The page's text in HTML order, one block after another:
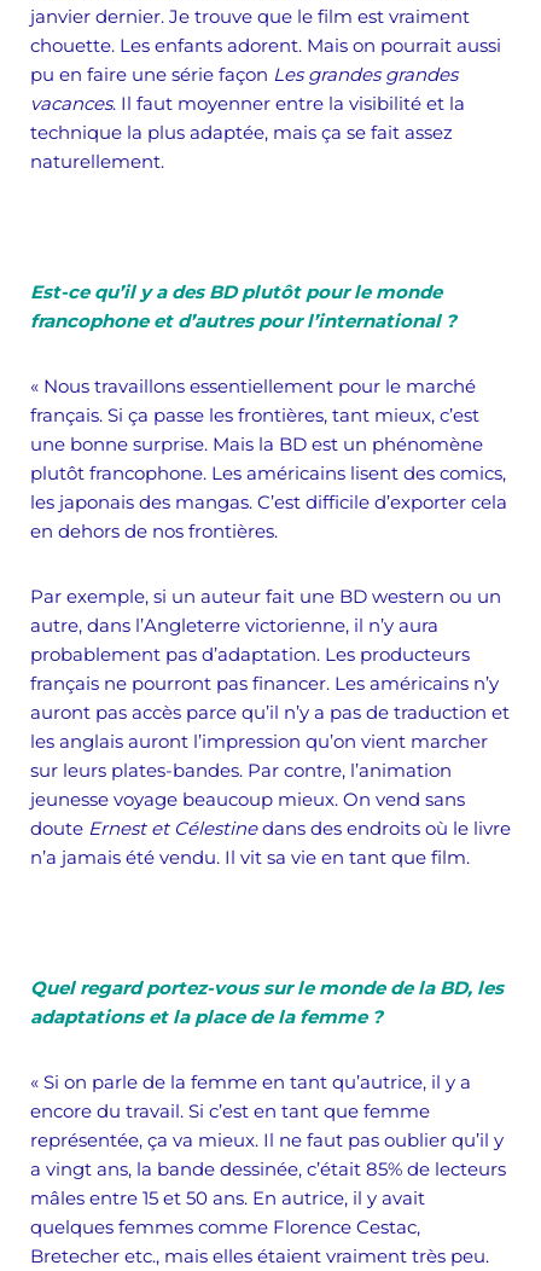
janvier dernier. Je trouve que le film est vraiment
chouette. Les enfants adorent. Mais on pourrait aussi
pu en faire une série façon Les grandes grandes
vacances. Il faut moyenner entre la visibilité et la
technique la plus adaptée, mais ça se fait assez
naturellement.
Est-ce qu’il y a des BD plutôt pour le monde
francophone et d’autres pour l’international ?
« Nous travaillons essentiellement pour le marché
français. Si ça passe les frontières, tant mieux, c’est
une bonne surprise. Mais la BD est un phénomène
plutôt francophone. Les américains lisent des comics,
les japonais des mangas. C’est difficile d’exporter cela
en dehors de nos frontières.
Par exemple, si un auteur fait une BD western ou un
autre, dans l’Angleterre victorienne, il n’y aura
probablement pas d’adaptation. Les producteurs
français ne pourront pas financer. Les américains n’y
auront pas accès parce qu’il n’y a pas de traduction et
les anglais auront l’impression qu’on vient marcher
sur leurs plates-bandes. Par contre, l’animation
jeunesse voyage beaucoup mieux. On vend sans
doute Ernest et Célestinedans des endroits où le livre
n’a jamais été vendu. Il vit sa vie en tant que film.
Quel regard portez-vous sur le monde de la BD, les
adaptations et la place de la femme ?
« Si on parle de la femme en tant qu’autrice, il y a
encore du travail. Si c’est en tant que femme
représentée, ça va mieux. Il ne faut pas oublier qu’il y
a vingt ans, la bande dessinée, c’était 85% de lecteurs
mâles entre 15 et 50 ans. En autrice, il y avait
quelques femmes comme Florence Cestac,
Bretecher etc., mais elles étaient vraiment très peu.